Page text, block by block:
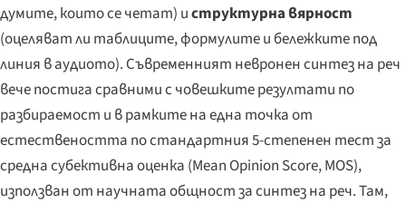
думите, които се четат) иструктурна вярност
(оцеляват ли таблиците, формулите и бележките под
линия в аудиото). Съвременният невронен синтез на реч
вече постига сравними с човешките резултати по
разбираемост и в рамките на една точка от
естествеността по стандартния 5-степенен тест за
средна субективна оценка (Mean Opinion Score, MOS),
използван от научната общност за синтез на реч. Там,